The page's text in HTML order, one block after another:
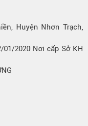
Huyện Nhơn Trạch,
01/2020 Nơi cấp Sở KH